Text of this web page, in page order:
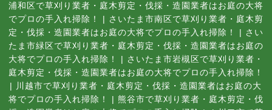
浦和区で草刈り業者・庭木剪定・伐採・造園業者はお庭の大将
でプロの手入れ掃除！
| さいたま市南区で草刈り業者・庭木剪
定・伐採・造園業者はお庭の大将でプロの手入れ掃除！
| さい
たま市緑区で草刈り業者・庭木剪定・伐採・造園業者はお庭の
大将でプロの手入れ掃除！
| さいたま市岩槻区で草刈り業者・
庭木剪定・伐採・造園業者はお庭の大将でプロの手入れ掃除！
| 川越市で草刈り業者・庭木剪定・伐採・造園業者はお庭の大
将でプロの手入れ掃除！
| 熊谷市で草刈り業者・庭木剪定・伐